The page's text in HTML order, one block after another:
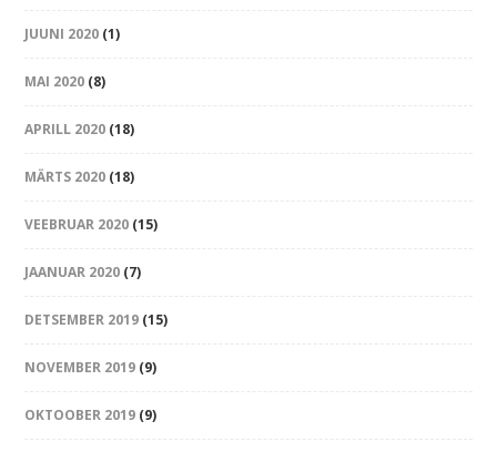
JUUNI 2020 (1)
MAI 2020 (8)
APRILL 2020 (18)
MÄRTS 2020 (18)
VEEBRUAR 2020 (15)
JAANUAR 2020 (7)
DETSEMBER 2019 (15)
NOVEMBER 2019 (9)
OKTOOBER 2019 (9)